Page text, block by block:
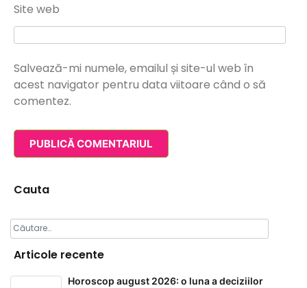
Site web
Salvează-mi numele, emailul și site-ul web în
acest navigator pentru data viitoare când o să
comentez.
Cauta
Caută
după:
Articole recente
Horoscop august 2026: o luna a deciziilor